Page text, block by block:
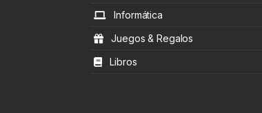
Informática
Juegos & Regalos
Libros